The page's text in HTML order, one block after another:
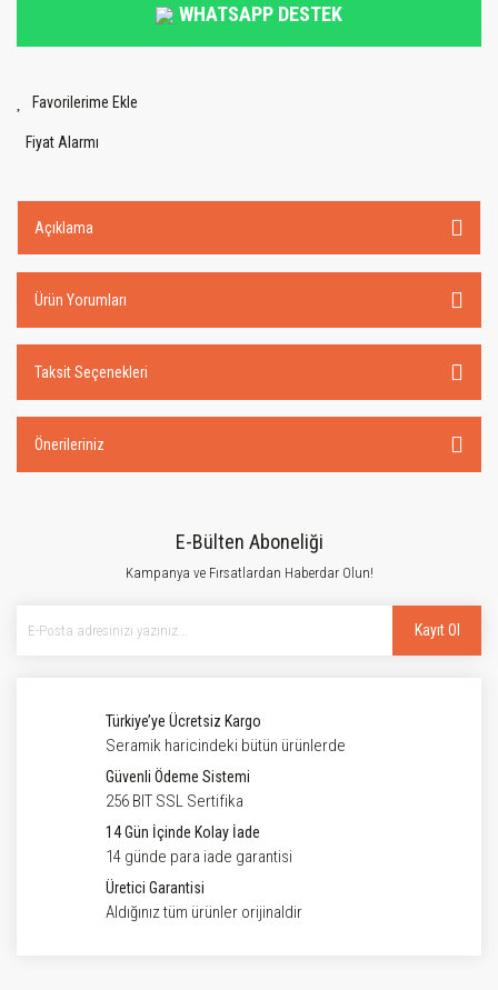
WHATSAPP DESTEK
Fiyat Alarmı
Açıklama
Ürün Yorumları
Taksit Seçenekleri
Önerileriniz
E-Bülten Aboneliği
Kampanya ve Fırsatlardan Haberdar Olun!
Kayıt Ol
Türkiye’ye Ücretsiz Kargo
Seramik haricindeki bütün ürünlerde
Güvenli Ödeme Sistemi
256 BIT SSL Sertifika
14 Gün İçinde Kolay İade
14 günde para iade garantisi
Üretici Garantisi
Aldığınız tüm ürünler orijinaldir